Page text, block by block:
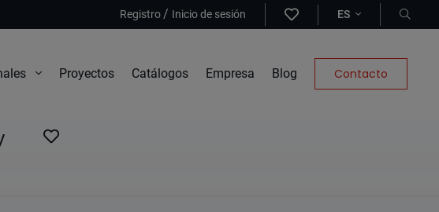
Registro/ Inicio de sesión ES
Proyectos Catálogos Empresa Blog Contacto